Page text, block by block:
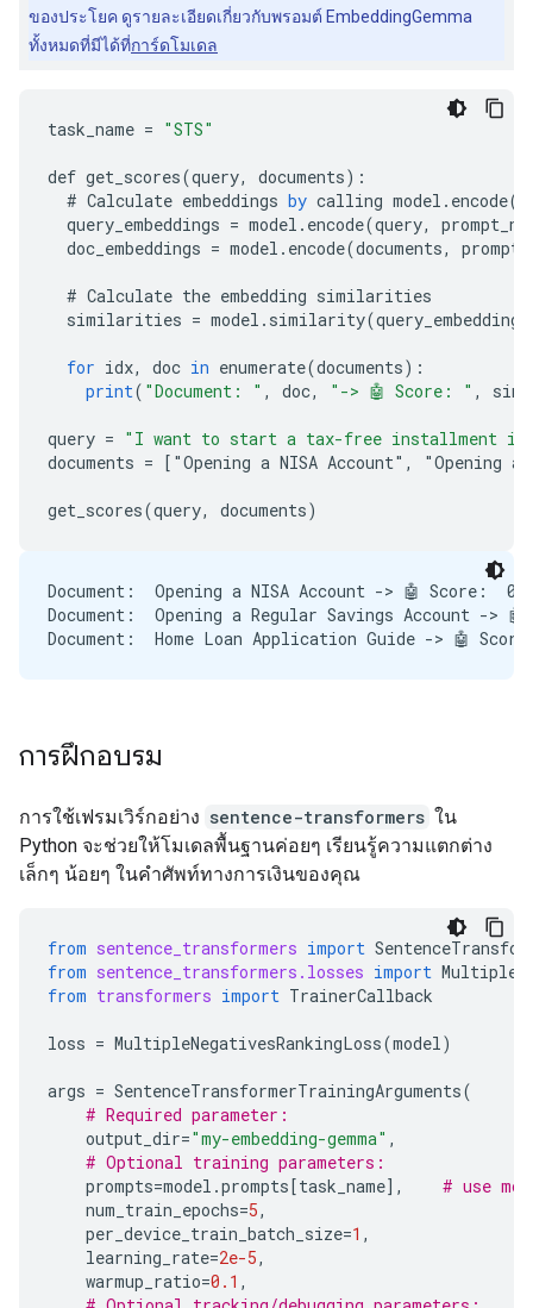
ของประโยค ดูรายละเอียดเกี่ยวกับพรอมต์ EmbeddingGemma
ทั้งหมดที่มีได้ที่การ์ดโมเดล
task_name = "STS"
def get_scores(query, documents) :
# Calculate embeddings by calling model . encode()
query_embeddings = model . encode(query,
doc_embeddings = model . encode(documents,
# Calculate the embedding similarities
similarities = model . similarity(query_embeddings
for idx, doc in enumerate(documents) :
print( "Document: " , doc, "-> 🤖 Score: " ,
query = "I want to start a tax-free installment
documents = [ "Opening a NISA Account", "Opening
get_scores(query, documents)
Document:  Opening a NISA Account -> 🤖 Score:
Document:  Opening a Regular Savings Account ->
การฝึกอบรม
การใช้เฟรมเวิร์กอย่าง sentence-transformers ใน
Python จะช่วยให้โมเดลพื้นฐานค่อยๆ เรียนรู้ความแตกต่าง
เล็กๆ น้อยๆ ในคำศัพท์ทางการเงินของคุณ
from sentence_transformers import
from sentence_transformers.losses import
from transformers import TrainerCallback
loss = MultipleNegativesRankingLoss(model)
args = SentenceTransformerTrainingArguments(
# Required parameter:
output_dir="my-embedding-gemma" ,
# Optional training parameters:
prompts=model .prompts[task_name],
# use
num_train_epochs=5,
per_device_train_batch_size=1 ,
learning_rate=2e-5,
warmup_ratio=0.1 ,